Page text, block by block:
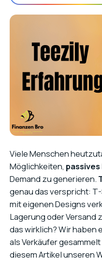
Viele Menschen
Möglichkeiten,
Demand zu generieren.
genau das verspricht:
mit eigenen Designs
Lagerung oder Versand
das wirklich? Wir haben
als Verkäufer
diesem Artikel unseren